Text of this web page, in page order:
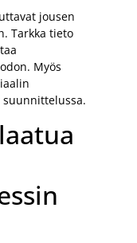
jousen
Tarkka tieto
Myös